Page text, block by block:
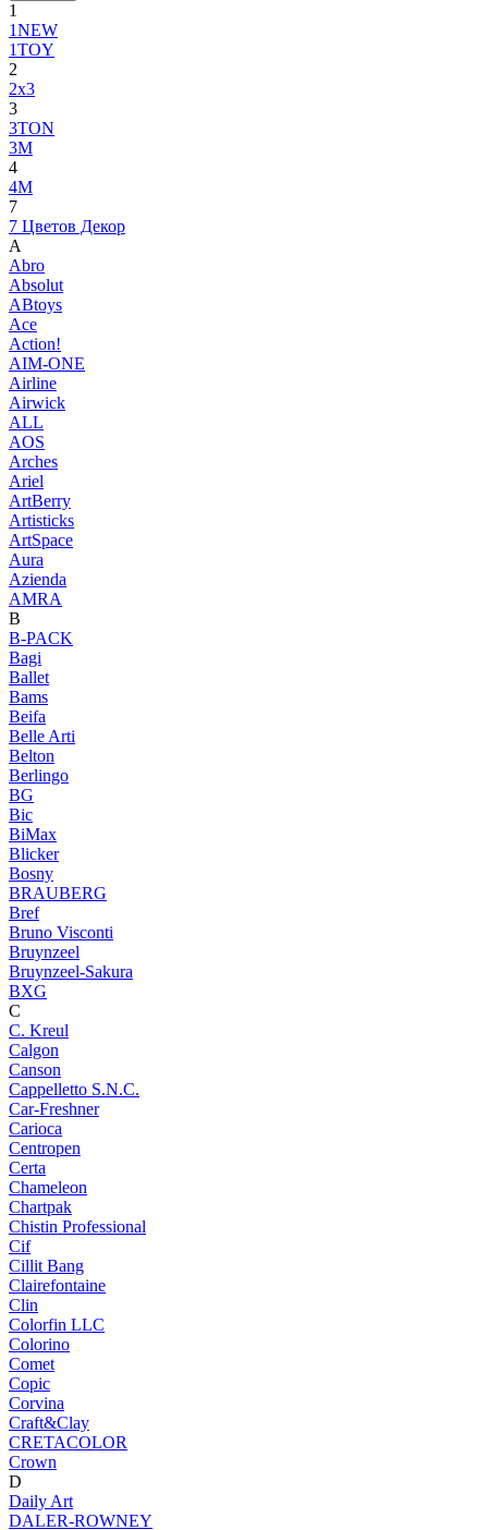
1
1NEW
1TOY
2
2x3
3
3TON
3М
4
4M
7
7 Цветов Декор
A
Abro
Absolut
ABtoys
Ace
Action!
AIM-ONE
Airline
Airwick
ALL
AOS
Arches
Ariel
ArtBerry
Artisticks
ArtSpace
Aura
Azienda
AМRA
B
B-PACK
Bagi
Ballet
Bams
Beifa
Belle Arti
Belton
Berlingo
BG
Bic
BiMax
Blicker
Bosny
BRAUBERG
Bref
Bruno Visconti
Bruynzeel
Bruynzeel-Sakura
BXG
C
C. Kreul
Calgon
Canson
Cappelletto S.N.C.
Car-Freshner
Carioca
Centropen
Certa
Chameleon
Chartpak
Chistin Professional
Cif
Cillit Bang
Clairefontaine
Clin
Colorfin LLC
Colorino
Comet
Copic
Corvina
Craft&Clay
CRETACOLOR
Crown
D
Daily Art
DALER-ROWNEY